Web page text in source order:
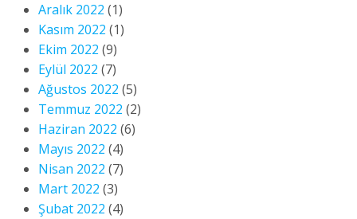
Aralık 2022 (1)
Kasım 2022 (1)
Ekim 2022 (9)
Eylül 2022 (7)
Ağustos 2022 (5)
Temmuz 2022 (2)
Haziran 2022 (6)
Mayıs 2022 (4)
Nisan 2022 (7)
Mart 2022 (3)
Şubat 2022 (4)